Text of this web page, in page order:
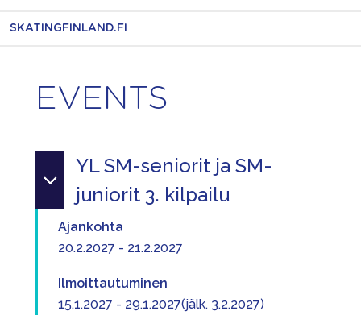
SKATINGFINLAND.FI
EVENTS
YL SM-seniorit ja SM-
juniorit 3. kilpailu
Ajankohta
20.2.2027 - 21.2.2027
Ilmoittautuminen
15.1.2027 - 29.1.2027(jälk. 3.2.2027)